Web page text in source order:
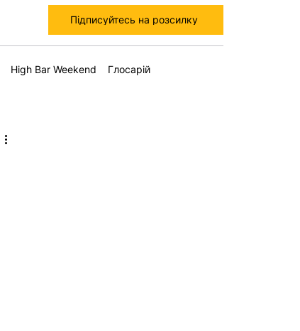
Підписуйтесь на розсилку
High Bar Weekend Глосарій